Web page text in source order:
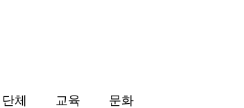
단체 교육 문화